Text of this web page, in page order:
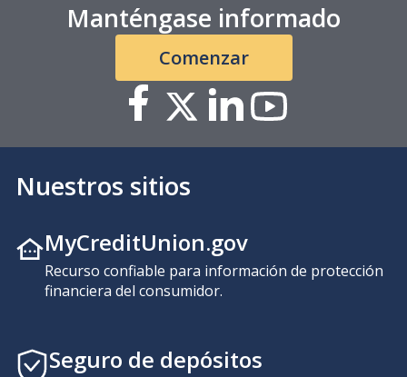
Manténgase informado
Comenzar
Nuestros sitios
MyCreditUnion.gov
Recurso confiable para información de protección
financiera del consumidor.
Seguro de depósitos